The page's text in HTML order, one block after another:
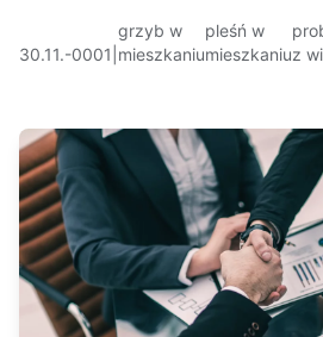
30.11.-0001
grzyb w
mieszkaniu
pleśń w
mieszkaniuz